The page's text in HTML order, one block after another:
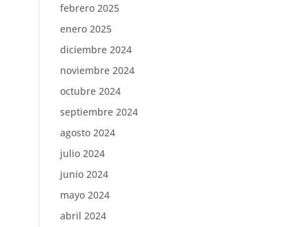
febrero 2025
enero 2025
diciembre 2024
noviembre 2024
octubre 2024
septiembre 2024
agosto 2024
julio 2024
junio 2024
mayo 2024
abril 2024